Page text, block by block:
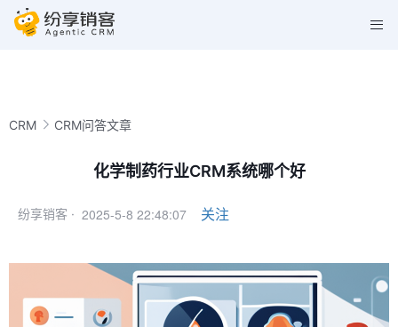
CRM CRM问答文章
化学制药行业CRM系统哪个好
纷享销客 · 2025-5-8 22:48:07 关注